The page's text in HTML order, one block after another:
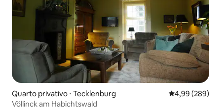
Quarto privativo ⋅ Tecklenburg 4,99 de uma
4,99 (289)
Völlinck am Habichtswald